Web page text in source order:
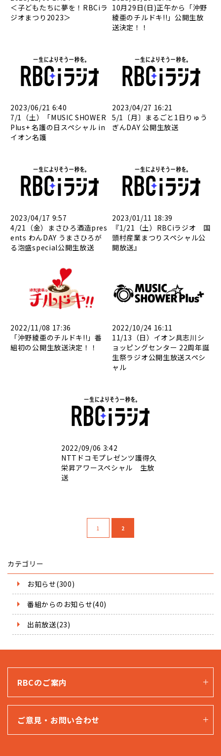
＜子どもたちに夢を！RBCiラ
ジオまつり2023＞
10月29日(日)正午から「沖野
綾亜のチルドキ!!」公開生放
送決定！！
2023/06/21 6:40
7/1（土）「MUSIC SHOWER
Plus+ 名護の日スペシャル in
イオン名護
2023/04/27 16:21
5/1〔月〕まるごと1日りゅう
ぎんDAY 公開生放送
2023/04/17 9:57
4/21（金）まさひろ酒造pres
ents わんDAY うまさひろが
る泡盛special公開生放送
2023/01/11 18:39
『1/21（土）RBCiラジオ 国
頭村産業まつりスペシャル公
開放送』
2022/11/08 17:36
「沖野綾亜のチルドキ!!」番
組初の公開生放送決定！！
2022/10/24 16:11
11/13（日）イオン具志川シ
ョッピングセンター 22周年誕
生祭ラジオ公開生放送スペシ
ャル
2022/09/06 3:42
NTTドコモプレゼンツ護得久
栄昇アワースペシャル 生放
送
1 2
カテゴリー
お知らせ(300)
番組からのお知らせ(40)
出前放送(23)
RBCのご案内
ご意見・お問い合わせ